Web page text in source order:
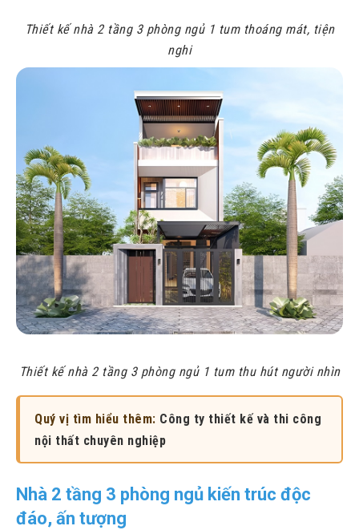
Thiết kế nhà 2 tầng 3 phòng ngủ 1 tum thoáng mát, tiện
nghi
Thiết kế nhà 2 tầng 3 phòng ngủ 1 tum thu hút người nhìn
Quý vị tìm hiểu thêm: Công ty thiết kế và thi công
nội thất chuyên nghiệp
Nhà 2 tầng 3 phòng ngủ kiến trúc độc
đáo, ấn tượng